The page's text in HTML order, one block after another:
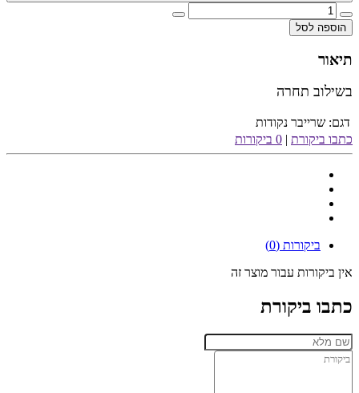
הוספה לסל
תיאור
בשילוב תחרה
דגם: שרייבר נקודות
כתבו ביקורת | 0 ביקורות
ביקורות (0)
אין ביקורות עבור מוצר זה
כתבו ביקורת